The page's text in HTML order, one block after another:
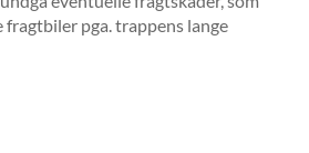
fragtbiler pga. trappens lange